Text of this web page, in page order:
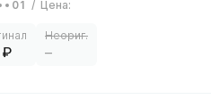
01 / Цена:
–